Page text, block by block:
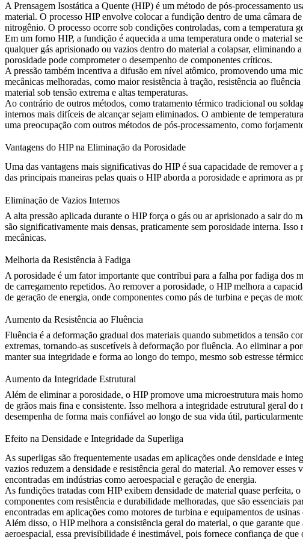
A Prensagem Isostática a Quente (HIP) é um método de pós-processamento
material. O processo HIP envolve colocar a fundição dentro de uma câmara
nitrogênio. O processo ocorre sob condições controladas, com a temperatura
Em um forno HIP, a fundição é aquecida a uma temperatura onde o material
qualquer gás aprisionado ou vazios dentro do material a colapsar, eliminando
porosidade pode comprometer o desempenho de componentes críticos.
A pressão também incentiva a difusão em nível atômico, promovendo uma
mecânicas melhoradas, como maior resistência à tração, resistência ao
material sob tensão extrema e altas temperaturas.
Ao contrário de outros métodos, como tratamento térmico tradicional ou
internos mais difíceis de alcançar sejam eliminados. O ambiente de
uma preocupação com outros métodos de pós-processamento, como
Vantagens do HIP na Eliminação da Porosidade
Uma das vantagens mais significativas do HIPé sua capacidade de remover a
das principais maneiras pelas quais o HIP aborda a porosidade e aprimora as
Eliminação de Vazios Internos
A alta pressão aplicada durante o HIPforça o gás ou ar aprisionado a sair do
são significativamente mais densas, praticamente sem porosidade interna.
mecânicas.
Melhoria da Resistência à Fadiga
A porosidade é um fator importante que contribui para a falha por fadiga dos
de carregamento repetidos. Ao remover a porosidade, o HIP melhora a
de geração de energia, onde componentes como pás de turbina e peças de
Aumento da Resistência ao Fluência
Fluência é a deformação gradual dos materiais quando submetidos a tensão
extremas, tornando-as suscetíveis à deformação por fluência. Ao eliminar a
manter sua integridade e forma ao longo do tempo, mesmo sob estresse
Aumento da Integridade Estrutural
Além de eliminar a porosidade, o HIP promove uma microestrutura mais
de grãos mais fina e consistente. Isso melhora a integridade estrutural geral
desempenha de forma mais confiável ao longo de sua vida útil,
Efeito na Densidade e Integridade da Superliga
As superligas são frequentemente usadas em aplicações onde densidade e
vazios reduzem a densidade e resistência geral do material. Ao remover esses
encontradas em indústrias como aeroespacial e geração de energia.
As fundições tratadas com HIP exibem densidade de material quase perfeita,
componentes com resistência e durabilidade melhoradas, que são essenciais
encontradas em aplicações como motores de turbina e equipamentos de usinas
Além disso, o HIP melhora a consistência geral do material, o que garante
aeroespacial, essa previsibilidade é inestimável, pois fornece confiança de